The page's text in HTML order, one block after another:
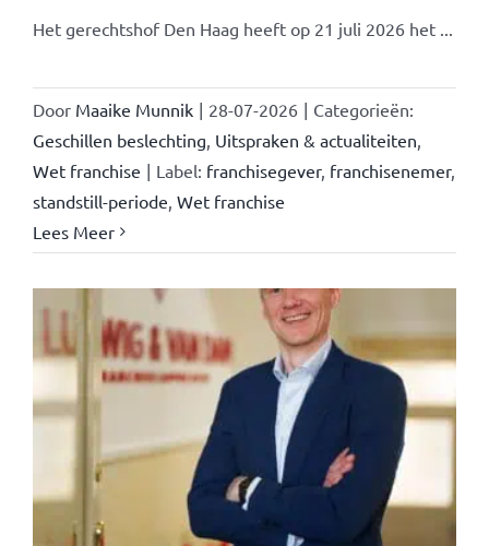
Het gerechtshof Den Haag heeft op 21 juli 2026 het ...
Door Maaike Munnik | 28-07-2026 | Categorieën:
Geschillen beslechting Uitspraken & actualiteiten
Wet franchise | Label: franchisegever, franchisenemer,
standstill-periode Wet franchise
Lees Meer